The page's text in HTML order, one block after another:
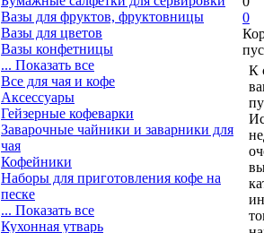
Вазы для фруктов, фруктовницы
Вазы для цветов
Вазы конфетницы
... Показать все
Все для чая и кофе
Аксессуары
Гейзерные кофеварки
Заварочные чайники и заварники для
чая
Кофейники
Наборы для приготовления кофе на
песке
... Показать все
Кухонная утварь
0
К